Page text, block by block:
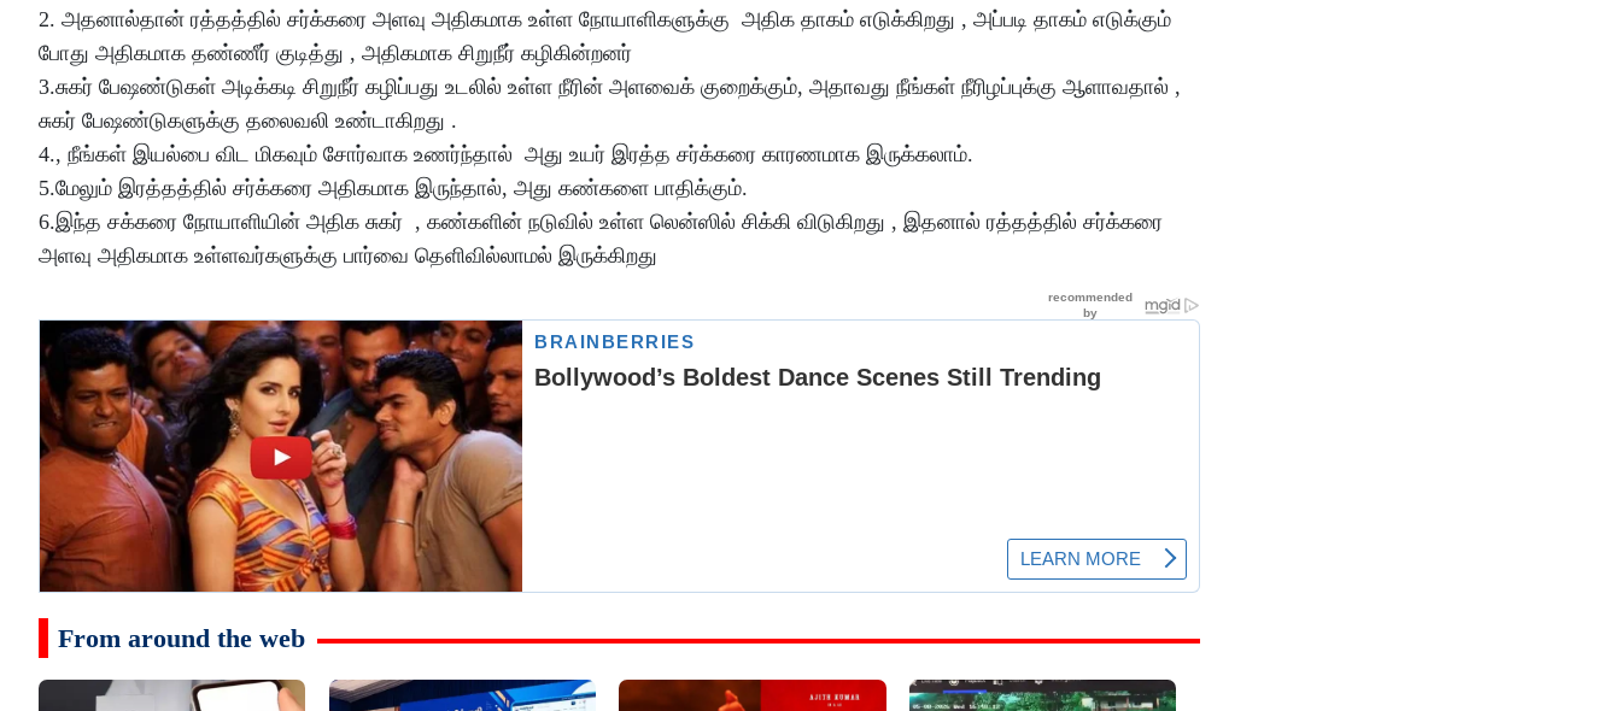
2. அதனால்தான் ரத்தத்தில் சர்க்கரை அளவு அதிகமாக உள்ள நோயாளிகளுக்கு அதிக தாகம் எடுக்கிறது , அப்படி தாகம் எடுக்கும்
போது அதிகமாக தண்ணீர் குடித்து , அதிகமாக சிறுநீர் கழிகின்றனர்
3.சுகர் பேஷண்டுகள் அடிக்கடி சிறுநீர் கழிப்பது உடலில் உள்ள நீரின் அளவைக் குறைக்கும், அதாவது நீங்கள் நீரிழப்புக்கு ஆளாவதால் ,
சுகர் பேஷண்டுகளுக்கு தலைவலி உண்டாகிறது .
4., நீங்கள் இயல்பை விட மிகவும் சோர்வாக உணர்ந்தால் அது உயர் இரத்த சர்க்கரை காரணமாக இருக்கலாம்.
5.மேலும் இரத்தத்தில் சர்க்கரை அதிகமாக இருந்தால், அது கண்களை பாதிக்கும்.
6.இந்த சக்கரை நோயாளியின் அதிக சுகர் , கண்களின் நடுவில் உள்ள லென்ஸில் சிக்கி விடுகிறது , இதனால் ரத்தத்தில் சர்க்கரை
அளவு அதிகமாக உள்ளவர்களுக்கு பார்வை தெளிவில்லாமல் இருக்கிறது
From around the web